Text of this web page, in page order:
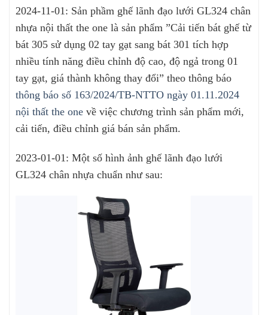
2024-11-01: Sản phầm ghế lãnh đạo lưới GL324 chân
nhựa nội thất the one là sản phẩm ”Cải tiến bát ghế từ
bát 305 sử dụng 02 tay gạt sang bát 301 tích hợp
nhiều tính năng điều chỉnh độ cao, độ ngả trong 01
tay gạt, giá thành không thay đổi” theo thông báo
thông báo số 163/2024/TB-NTTO ngày 01.11.2024
nội thất the one về việc chương trình sản phẩm mới,
cải tiến, điều chỉnh giá bán sản phẩm.
2023-01-01: Một số hình ảnh ghế lãnh đạo lưới
GL324 chân nhựa chuẩn như sau: